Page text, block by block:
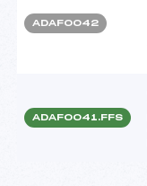
ADAF0042
ADAF0041.FFS